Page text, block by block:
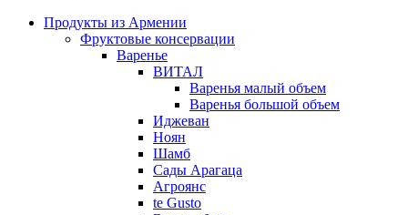
Продукты из Армении
Фруктовые консервации
Варенье
ВИТАЛ
Варенья малый объем
Варенья большой объем
Иджеван
Ноян
Шамб
Сады Арагаца
Агроянс
te Gusto